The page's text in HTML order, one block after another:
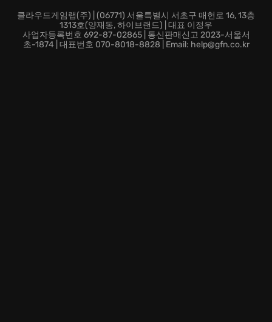
클라우드 게이밍:이제 시간과 장소에 제약 없이 언제 어
디서든 Assassin's Creed의 세계에 몰입할 수 있습니다.
지금 바로 Assassin's Creed: Director's Cut Edition에서
클라우드게임랩(주) | (06771) 서울특별시 서초구 매헌로 16, 13층
1313호(양재동, 하이브랜드) | 대표 이정우
사업자등록번호 692-87-02865 | 통신판매신고 2023-서울서
초-1874 | 대표번호 070-8018-8828 | Email: help@gfn.co.kr